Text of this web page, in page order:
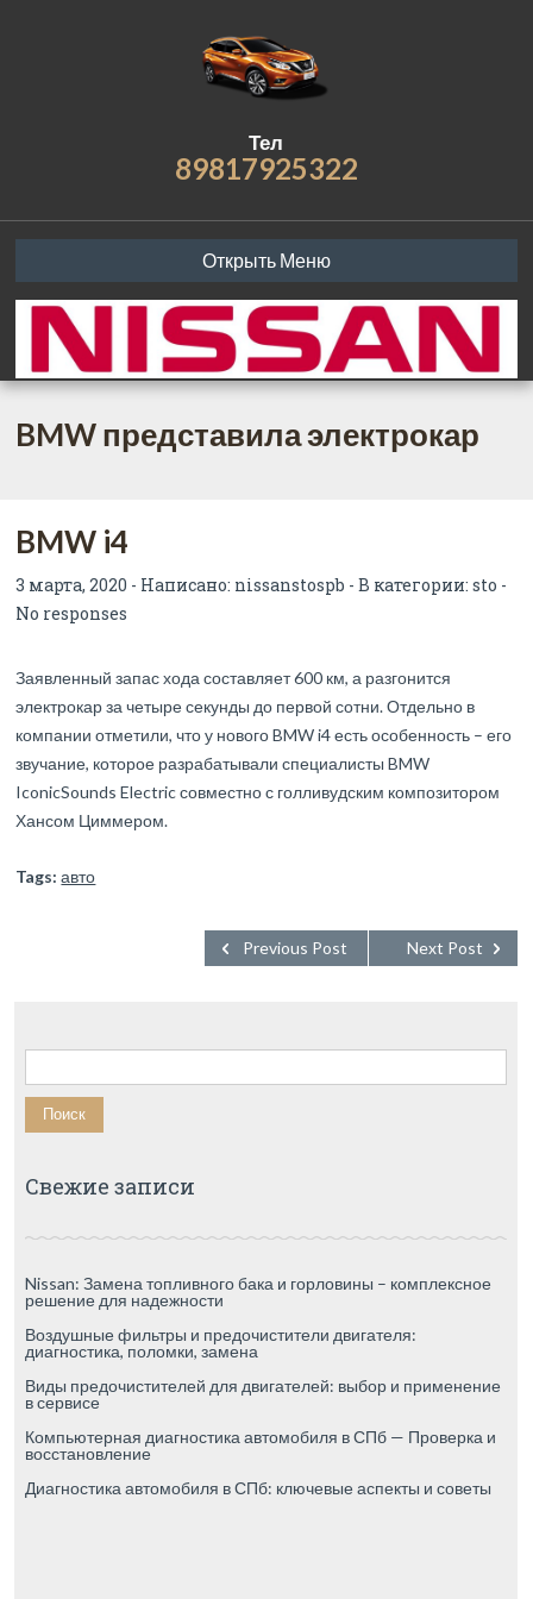
Тел
89817925322
Открыть Меню
BMW представила электрокар
BMW i4
3 марта, 2020 - Написано: nissanstospb - В категории:sto -
No responses
Заявленный запас хода составляет 600 км, а разгонится
электрокар за четыре секунды до первой сотни. Отдельно в
компании отметили, что у нового BMW i4 есть особенность – его
звучание, которое разрабатывали специалисты BMW
IconicSounds Electric совместно с голливудским композитором
Хансом Циммером.
Tags: авто
Next Post
Previous Post
Найти:
Свежие записи
Nissan: Замена топливного бака и горловины – комплексное
решение для надежности
Воздушные фильтры и предочистители двигателя:
диагностика, поломки, замена
Виды предочистителей для двигателей: выбор и применение
в сервисе
Компьютерная диагностика автомобиля в СПб — Проверка и
восстановление
Диагностика автомобиля в СПб: ключевые аспекты и советы